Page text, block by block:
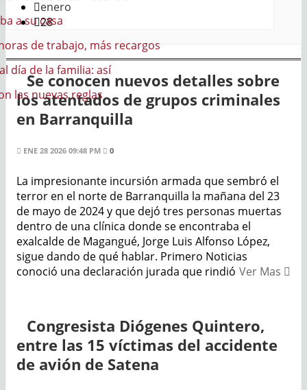
más recargos
así
reglas
enero
28
Se conocen nuevos detalles sobre
los atentados de grupos criminales
en Barranquilla
ENE 28 2026 09:48 PM 0
La impresionante incursión armada que sembró el
terror en el norte de Barranquilla la mañana del 23
de mayo de 2024 y que dejó tres personas muertas
dentro de una clínica donde se encontraba el
exalcalde de Magangué, Jorge Luis Alfonso López,
sigue dando de qué hablar. Primero Noticias
conoció una declaración jurada que rindió Ver Mas
Congresista Diógenes Quintero,
entre las 15 víctimas del accidente
de avión de Satena